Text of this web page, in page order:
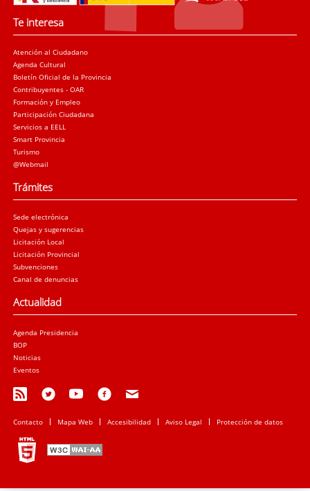
Te interesa
Atención al Ciudadano
Agenda Cultural
Boletín Oficial de la Provincia
Contribuyentes - OAR
Formación y Empleo
Participación Ciudadana
Servicios a EELL
Smart Provincia
Turismo
@Webmail
Trámites
Sede electrónica
Quejas y sugerencias
Licitación Local
Licitación Provincial
Subvenciones
Canal de denuncias
Actualidad
Agenda Presidencia
BOP
Noticias
Eventos
Contacto Mapa Web Accesibilidad Aviso Legal Protección de datos